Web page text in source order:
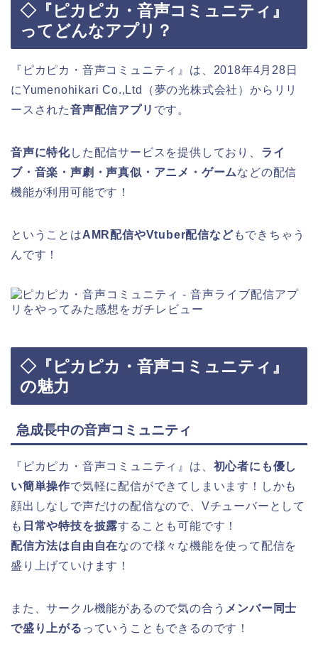
◇『ピカピカ・音声コミュニティ』
ってどんなアプリ？
『ピカピカ・音声コミュニティ』は、2018年4月28日
にYumenohikari Co.,Ltd（夢の光株式会社）からリリ
ースされた音声配信アプリ です。
音声に特化した配信サービスを提供しており、 ライ
ブ・音楽・声劇・声真似・アニメ・ゲームなどの配信
機能が利用可能です！
ということはAMR配信やVtuber配信などもできちゃう
んです！
◇『ピカピカ・音声コミュニティ』
の魅力
急成長中の音声コミュニティ
『ピカピカ・音声コミュニティ』は、 初心者にも優し
い簡単操作で気軽に配信ができてしまいます！しかも
顔出しなしで声だけの配信なので、Vチューバーとして
も 日常や特技を披露することも可能です！
配信方法は自由自在なので様々な機能を使って配信を
盛り上げていけます！
また、サークル機能があるので気の合う メンバー同士
で盛り上がる っていうこともできるのです！